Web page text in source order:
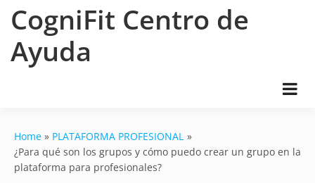
CogniFit Centro de
Ayuda
Home
PLATAFORMA PROFESIONAL
¿Para qué son los grupos y cómo puedo crear un grupo en la
plataforma para profesionales?